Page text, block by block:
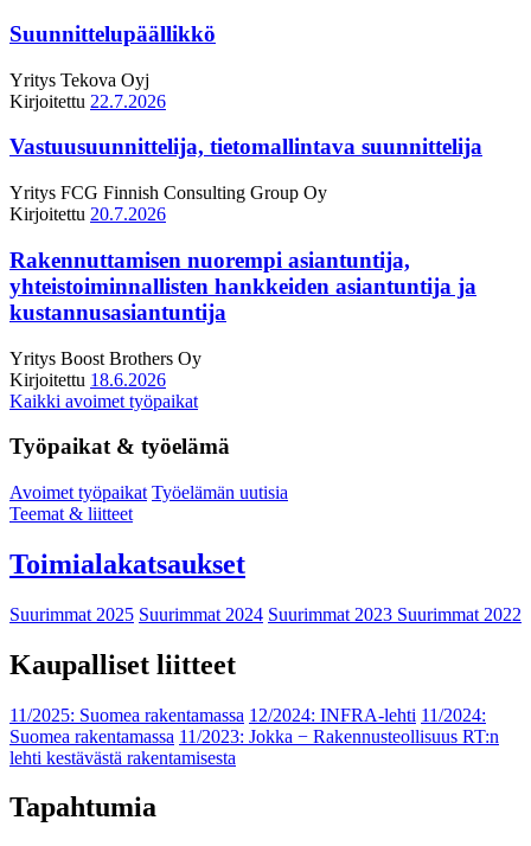
Suunnittelupäällikkö
Yritys Tekova Oyj
Kirjoitettu 22.7.2026
Vastuusuunnittelija, tietomallintava suunnittelija
Yritys FCG Finnish Consulting Group Oy
Kirjoitettu 20.7.2026
Rakennuttamisen nuorempi asiantuntija,
yhteistoiminnallisten hankkeiden asiantuntija ja
kustannusasiantuntija
Yritys Boost Brothers Oy
Kirjoitettu 18.6.2026
Kaikki avoimet työpaikat
Työpaikat & työelämä
Avoimet työpaikat Työelämän uutisia
Teemat & liitteet
Toimialakatsaukset
Suurimmat 2025 Suurimmat 2024 Suurimmat 2023 Suurimmat 2022
Kaupalliset liitteet
11/2025: Suomea rakentamassa 12/2024: INFRA-lehti 11/2024:
Suomea rakentamassa 11/2023: Jokka − Rakennusteollisuus RT:n
lehti kestävästä rakentamisesta
Tapahtumia